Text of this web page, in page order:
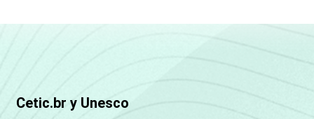
Cetic.br y Unesco